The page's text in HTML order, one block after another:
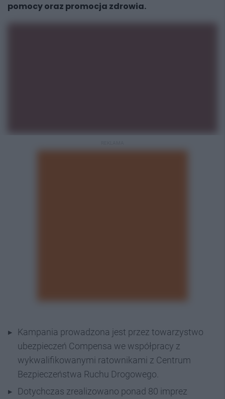
pomocy oraz promocja zdrowia.
Kampania prowadzona jest przez towarzystwo
ubezpieczeń Compensa we współpracy z
wykwalifikowanymi ratownikami z Centrum
Bezpieczeństwa Ruchu Drogowego.
Dotychczas zrealizowano ponad 80 imprez